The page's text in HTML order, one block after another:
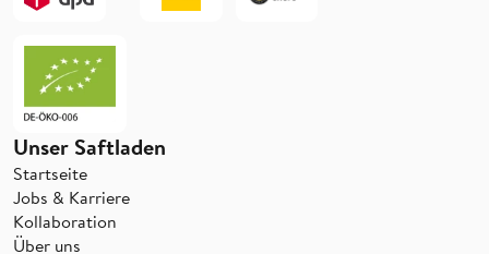
Unser Saftladen
Startseite
Jobs & Karriere
Kollaboration
Über uns